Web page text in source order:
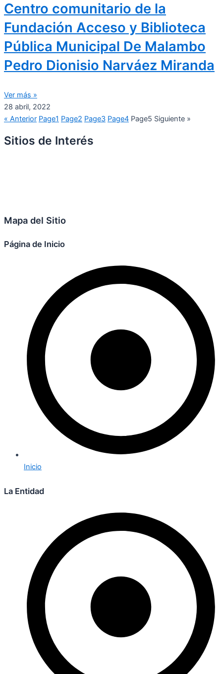
Centro comunitario de la
Fundación Acceso y Biblioteca
Pública Municipal De Malambo
Pedro Dionisio Narváez Miranda
Ver más »
28 abril, 2022
« Anterior Page1 Page2 Page3 Page4 Page5 Siguiente »
Sitios de Interés
Mapa del Sitio
Página de Inicio
Inicio
La Entidad